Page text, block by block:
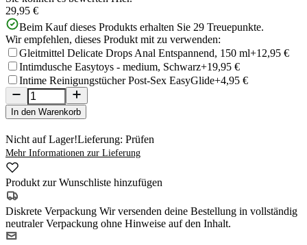
29,95 €
Beim Kauf dieses Produkts erhalten Sie 29 Treuepunkte.
Wir empfehlen, dieses Produkt mit zu verwenden:
Gleitmittel Delicate Drops Anal Entspannend, 150 ml+12,95 €
Intimdusche Easytoys - medium, Schwarz+19,95 €
Intime Reinigungstücher Post-Sex EasyGlide+4,95 €
In den Warenkorb
Nicht auf Lager!Lieferung: Prüfen
Mehr Informationen zur Lieferung
Produkt zur Wunschliste hinzufügen
Diskrete Verpackung Wir versenden deine Bestellung in vollständig
neutraler Verpackung ohne Hinweise auf den Inhalt.